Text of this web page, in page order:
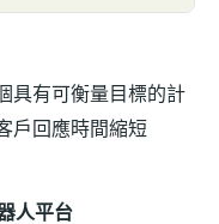
具有可衡量目標的計
戶回應時間縮短
人平台